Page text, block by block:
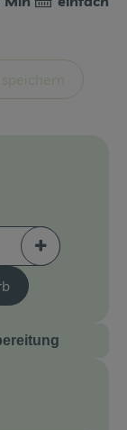
Schwierigkeit:
Portionen
Portionen